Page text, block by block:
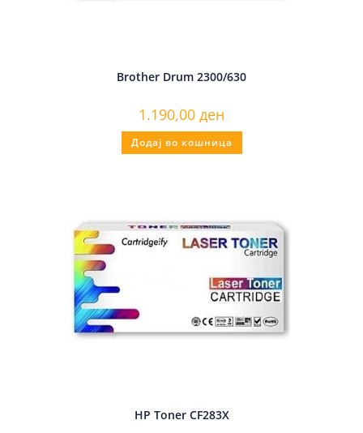
Brother Drum 2300/630
1.190,00 ден
Додај во кошница
HP Toner CF283X